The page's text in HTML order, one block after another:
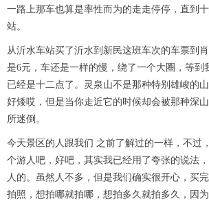
一路上那车也算是率性而为的走走停停，直到
站。
从沂水车站买了沂水到新民这班车次的车票到
是6元，车还是一样的慢，绕了一个大圈，等到
已经是十二点了。灵泉山不是那种特别雄峻的
好矮哎，但是当你走近它的时候却会被那种深
所迷倒。
今天景区的人跟我们 之前了解过的一样，不过
个游人吧，好吧，其实我已经用了夸张的说法
人的。虽然人不多，但是我们确实很开心，买
拍照，想拍哪就拍哪，想拍多久就拍多久，因